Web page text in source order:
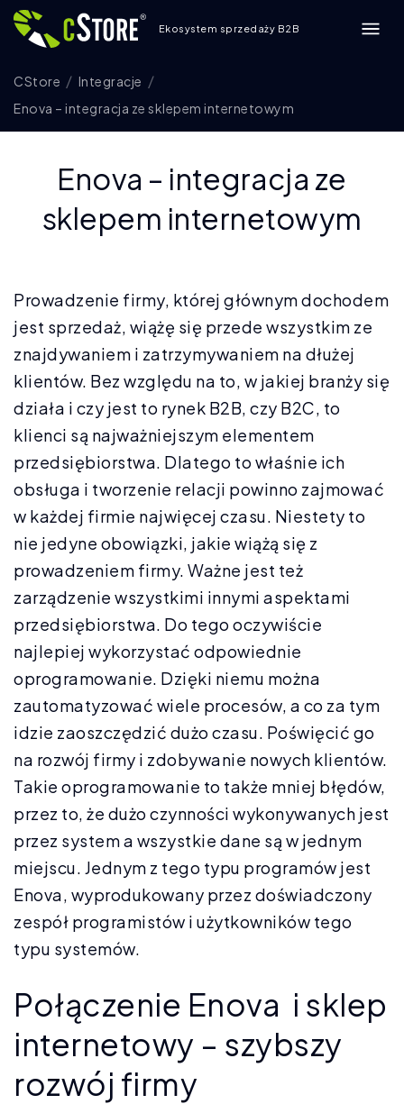
Ekosystem sprzedaży B2B
CStore
Integracje
Enova – integracja ze sklepem internetowym
Enova – integracja ze
sklepem internetowym
Prowadzenie firmy, której głównym dochodem
jest sprzedaż, wiążę się przede wszystkim ze
znajdywaniem i zatrzymywaniem na dłużej
klientów. Bez względu na to, w jakiej branży się
działa i czy jest to rynek B2B, czy B2C, to
klienci są najważniejszym elementem
przedsiębiorstwa. Dlatego to właśnie ich
obsługa i tworzenie relacji powinno zajmować
w każdej firmie najwięcej czasu. Niestety to
nie jedyne obowiązki, jakie wiążą się z
prowadzeniem firmy. Ważne jest też
zarządzenie wszystkimi innymi aspektami
przedsiębiorstwa. Do tego oczywiście
najlepiej wykorzystać odpowiednie
oprogramowanie. Dzięki niemu można
zautomatyzować wiele procesów, a co za tym
idzie zaoszczędzić dużo czasu. Poświęcić go
na rozwój firmy i zdobywanie nowych klientów.
Takie oprogramowanie to także mniej błędów,
przez to, że dużo czynności wykonywanych jest
przez system a wszystkie dane są w jednym
miejscu. Jednym z tego typu programów jest
Enova, wyprodukowany przez doświadczony
zespół programistów i użytkowników tego
typu systemów.
Połączenie Enova i sklep
internetowy – szybszy
rozwój firmy